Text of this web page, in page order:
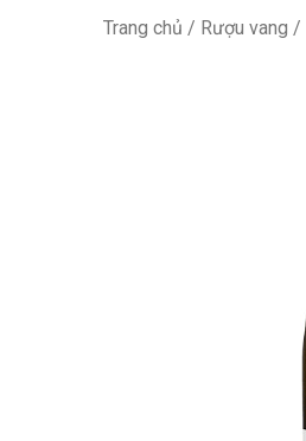
Trang chủ / Rượu vang /